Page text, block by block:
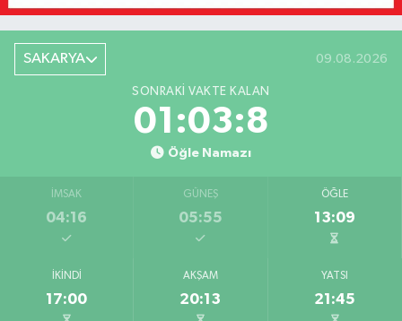
SAKARYA 09.08.2026
SONRAKI VAKTE KALAN
01:03:8
Öğle Namazı
İMSAK
04:16
GÜNEŞ
05:55
ÖĞLE
13:09
İKINDI
17:00
AKŞAM
20:13
YATSI
21:45